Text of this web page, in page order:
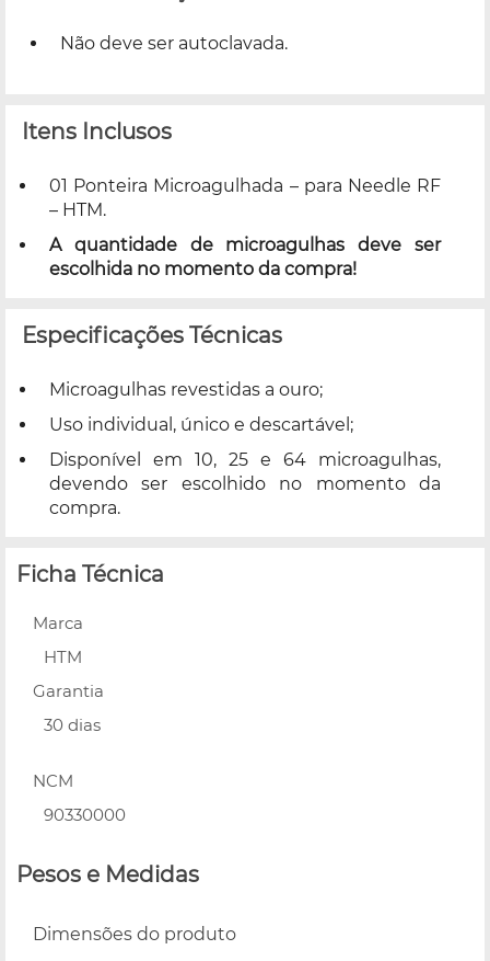
Não deve ser autoclavada.
Itens Inclusos
01 Ponteira Microagulhada – para Needle RF
– HTM.
A quantidade de microagulhas deve ser
escolhida no momento da compra!
Especificações Técnicas
Microagulhas revestidas a ouro;
Uso individual, único e descartável;
Disponível em 10, 25 e 64 microagulhas,
devendo ser escolhido no momento da
compra.
Ficha Técnica
Marca
HTM
Garantia
30 dias
NCM
90330000
Pesos e Medidas
Dimensões do produto